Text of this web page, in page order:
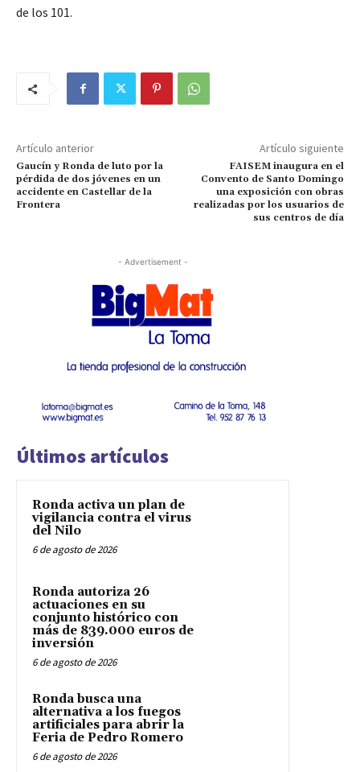
de los 101.
Artículo anterior
Gaucín y Ronda de luto por la
pérdida de dos jóvenes en un
accidente en Castellar de la
Frontera
Artículo siguiente
FAISEM inaugura en el
Convento de Santo Domingo
una exposición con obras
realizadas por los usuarios de
sus centros de día
- Advertisement -
Últimos artículos
Ronda activa un plan de
vigilancia contra el virus
del Nilo
6 de agosto de 2026
Ronda autoriza 26
actuaciones en su
conjunto histórico con
más de 839.000 euros de
inversión
6 de agosto de 2026
Ronda busca una
alternativa a los fuegos
artificiales para abrir la
Feria de Pedro Romero
6 de agosto de 2026